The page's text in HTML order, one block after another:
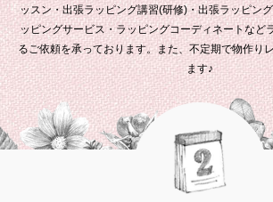
ッスン・出張ラッピング講習(研修)・出張ラッピン
ッピングサービス・ラッピングコーディネートなど
るご依頼を承っております。また、不定期で物作り
ます♪